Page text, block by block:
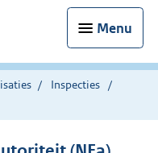
Menu
Inspecties